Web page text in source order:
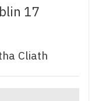
17
Cliath